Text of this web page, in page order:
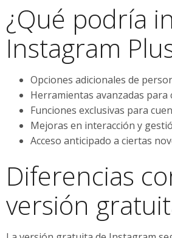
¿Qué podría
Instagram
Opciones adicionales de
Herramientas avanzadas para
Funciones exclusivas para
Mejoras en interacción y
Acceso anticipado a ciertas
Diferencias
versión